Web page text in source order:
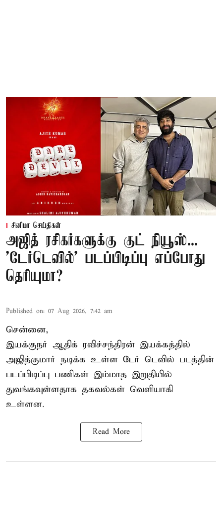
சினிமா செய்திகள்
அஜித் ரசிகர்களுக்கு குட் நியூஸ்...
'டேர்டெவில்' படப்பிடிப்பு எப்போது
தெரியுமா?
Published on: 07 Aug 2026, 7:42 am
சென்னை,
இயக்குநர் ஆதிக் ரவிச்சந்திரன் இயக்கத்தில்
அஜித்குமார் நடிக்க உள்ள டேர் டெவில் படத்தின்
படப்பிடிப்பு பணிகள் இம்மாத இறுதியில்
துவங்கவுள்ளதாக தகவல்கள் வெளியாகி
உள்ளன.
Read More